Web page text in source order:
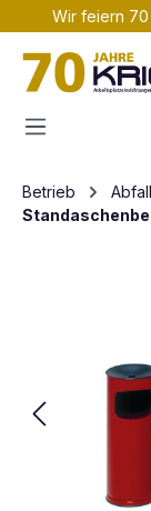
Zum Hauptinhalt
Wir feiern 70
Betrieb